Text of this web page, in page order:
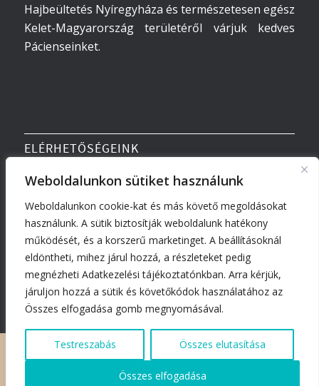
Weboldalunkon sütiket használunk
Weboldalunkon cookie-kat és más követő megoldásokat
használunk. A sütik biztosítják weboldalunk hatékony
működését, és a korszerű marketinget. A beállításoknál
eldöntheti, mihez járul hozzá, a részleteket pedig
megnézheti Adatkezelési tájékoztatónkban. Arra kérjük,
járuljon hozzá a sütik és követőkódok használatához az
Összes elfogadása gomb megnyomásával.
Testreszabás Összes elutasítása
Összes elfogadása
Hajbeültetés Nyíregyháza és természetesen egész
Kelet-Magyarország területéről várjuk kedves
Pácienseinket.
ELÉRHETŐSÉGEINK
Tel:+36 30 073 7349
Email:debrecen@turbohair.hu
Cím:4026 Debrecen, Hunyadi János utca 22.
(bejárat a Medicover mellett)
hajgyógyászat Debrecen, hajtetoválás Debrecen